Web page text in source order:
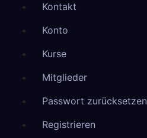
Kontakt
Konto
Kurse
Mitglieder
Passwort zurücksetzen
Registrieren